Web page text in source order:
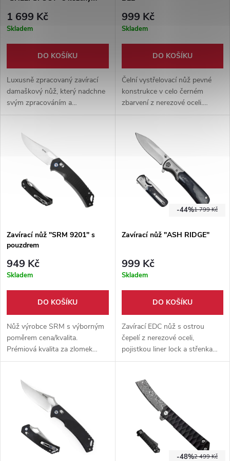
1 699 Kč
Skladem
DO KOŠÍKU
Luxusně zpracovaný zavírací
damaškový nůž, který nadchne
svým zpracováním a
funkčností! 192 vrstev
střenky z bizoního rohu a
kožené pouzdro!
999 Kč
Skladem
DO KOŠÍKU
Čelní vystřelovací nůž pevné
konstrukce v celo černém
zbarvení z nerezové oceli.
Rukojeť ozdobena reliéfem.
nylonové pouzdro.
Zavírací nůž "SRM 9201" s
pouzdrem
949 Kč
Skladem
DO KOŠÍKU
Nůž výrobce SRM s výborným
poměrem cena/kvalita.
Prémiová kvalita za zlomek
ceny s prodlouženou zárukou
1 799 Kč
-44%
Zavírací nůž "ASH RIDGE"
999 Kč
Skladem
DO KOŠÍKU
Zavírací EDC nůž s ostrou
čepelí z nerezové oceli,
pojistkou liner lock a střenkami
z pravé rohoviny (může se tak
klip umožňuje pohodlné
každodenní nošení.
2 499 Kč
-48%